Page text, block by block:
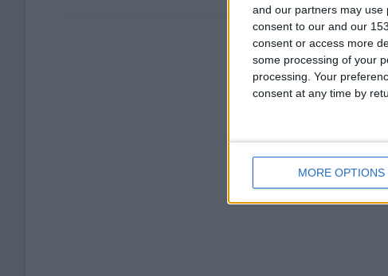
and our partners may use
consent to our and our
consent or access more
some processing of your
processing. Your
consent at any time by
MORE OPTIONS